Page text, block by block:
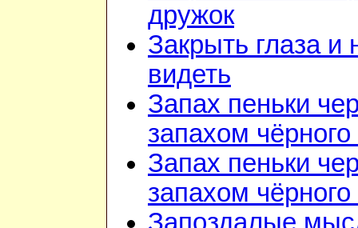
дружок
Закрыть глаза и
видеть
Запах пеньки
запахом
Запах пеньки
запахом